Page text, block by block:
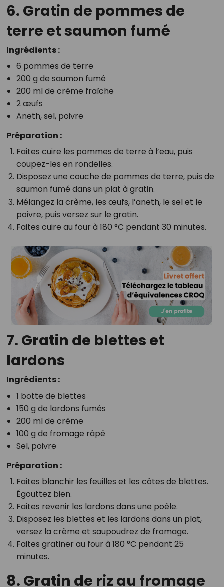
6. Gratin de pommes de
terre et saumon fumé
Ingrédients :
6 pommes de terre
200 g de saumon fumé
200 ml de crème fraîche
2 œufs
Aneth, sel, poivre
Préparation :
Faites cuire les pommes de terre à l’eau, puis
coupez-les en rondelles.
Disposez une couche de pommes de terre, puis de
saumon fumé dans un plat à gratin.
Mélangez la crème, les œufs, l’aneth, le sel et le
poivre, puis versez sur le gratin.
Faites cuire au four à 180 °C pendant 30 minutes.
7. Gratin de blettes et
lardons
Ingrédients :
1 botte de blettes
150 g de lardons fumés
200 ml de crème
100 g de fromage râpé
Sel, poivre
Préparation :
Faites blanchir les feuilles et les côtes de blettes.
Égouttez bien.
Faites revenir les lardons dans une poêle.
Disposez les blettes et les lardons dans un plat,
versez la crème et saupoudrez de fromage.
Faites gratiner au four à 180 °C pendant 25
minutes.
8. Gratin de riz au fromage